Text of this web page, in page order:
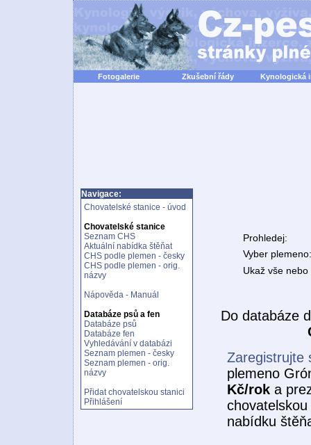
Fotogalerie Zkušební řády Kynologická
Navigace:
Chovatelské stanice - úvod
Chovatelské stanice
Seznam CHS
Aktuální nabídka štěňat
CHS podle plemen - česky
CHS podle plemen - orig.
názvy
Nápověda - Manuál
Databáze psů a fen
Databáze psů
Databáze fen
Vyhledávání v databázi
Seznam plemen - česky
Seznam plemen - orig.
názvy
Přidat chovatelskou stanici
Přihlášení
Prohledej:
Vyber plemeno:
Ukaž vše
Do databáze
Zaregistrujte
plemeno
Kč/rok a
nabídku